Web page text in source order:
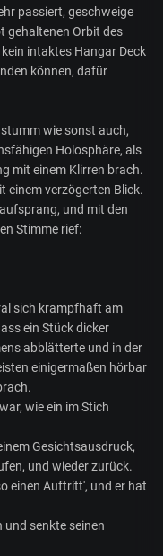
passiert, geschweige
gehaltenen Orbit des
intaktes Hangar Deck
können, dafür
wie sonst auch,
Holosphäre, als
mit einem Klirren brach.
einem verzögerten Blick.
und mit den
Stimme rief:
sich krampfhaft am
ein Stück dicker
abblätterte und in der
einigermaßen hörbar
wie ein im Stich
Gesichtsausdruck,
und wieder zurück.
einen Auftritt', und er hat
und senkte seinen